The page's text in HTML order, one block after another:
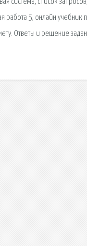
сиcтема, список
5, онлайн учебник
Ответы и решение